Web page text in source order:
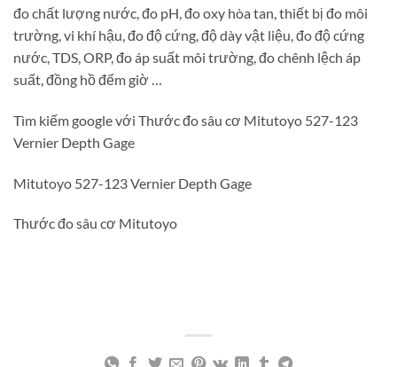
đo chất lượng nước, đo pH, đo oxy hòa tan, thiết bị đo môi
trường, vi khí hậu, đo độ cứng, độ dày vật liệu, đo độ cứng
nước, TDS, ORP, đo áp suất môi trường, đo chênh lệch áp
suất, đồng hồ đếm giờ …
Tìm kiếm google với Thước đo sâu cơ Mitutoyo 527-123
Vernier Depth Gage
Mitutoyo 527-123 Vernier Depth Gage
Thước đo sâu cơ Mitutoyo